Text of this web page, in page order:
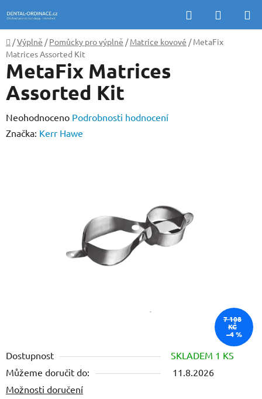
na
obsah
Hledat
KOŠÍK
Domů
/Výplně / Pomůcky pro výplně / Matrice kovové / MetaFix
Matrices Assorted Kit
Dostupnost
SKLADEM 1 KS
Můžeme doručit do:
11.8.2026
Možnosti doručení
MetaFix Matrices
Assorted Kit
Průměrné
hodnocení
Neohodnoceno Podrobnosti hodnocení
Značka: Kerr Hawe
7 108
KČ
–4 %